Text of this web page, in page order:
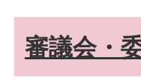
審議会・